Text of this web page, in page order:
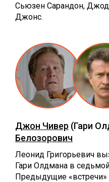
Сьюзен Сарандон,
Джонс.
Джон Чивер (Гари
Белозорович
Леонид Григорьевич
Гари Олдмана в седьмой
Предыдущие